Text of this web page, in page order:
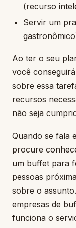
(recurso
Servir um
Ao ter o seu
você
sobre essa
recursos
não seja
Quando se fala
procure
um buffet para
pessoas
sobre o
empresas de
funciona o